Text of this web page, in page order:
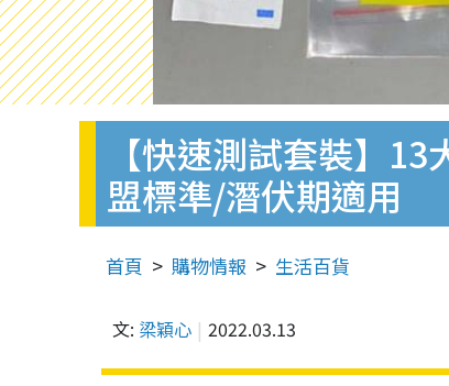
【快速測試套裝】
盟標準/潛伏期適用
首頁 購物情報 生活百貨
文: 梁穎心 2022.03.13